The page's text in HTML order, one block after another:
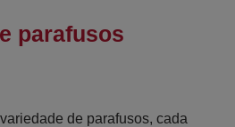
parafusos
de parafusos, cada